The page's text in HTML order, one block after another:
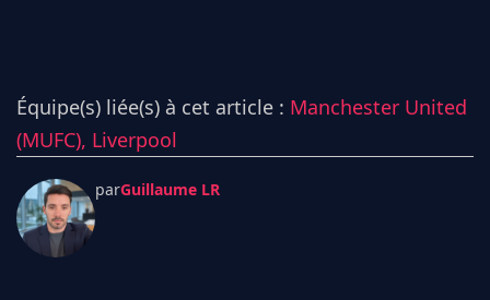
Équipe(s) liée(s) à cet article : Manchester United
(MUFC), Liverpool
parGuillaume LR